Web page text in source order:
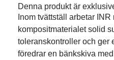
Denna produkt är
Inom tvättställ arbetar
kompositmaterialet solid
toleranskontroller och ger
föredrar en bänkskiva